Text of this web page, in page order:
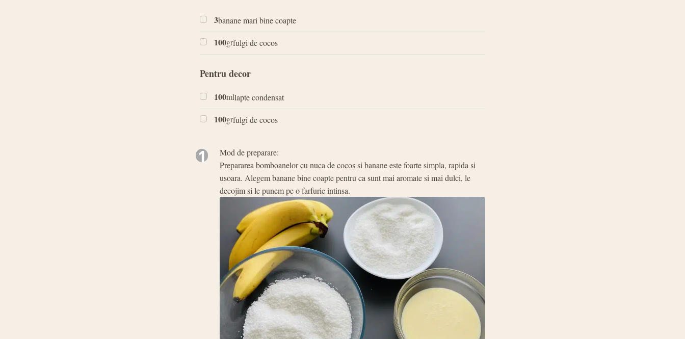
3banane mari bine coapte
100grfulgi de cocos
Pentru decor
100mllapte condensat
100grfulgi de cocos
1
Mod de preparare:
Prepararea bomboanelor cu nuca de cocos si banane este foarte simpla, rapida si
usoara. Alegem banane bine coapte pentru ca sunt mai aromate si mai dulci, le
decojim si le punem pe o farfurie intinsa.